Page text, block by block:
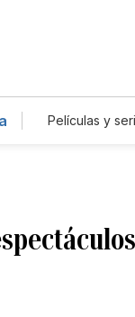
Películas y